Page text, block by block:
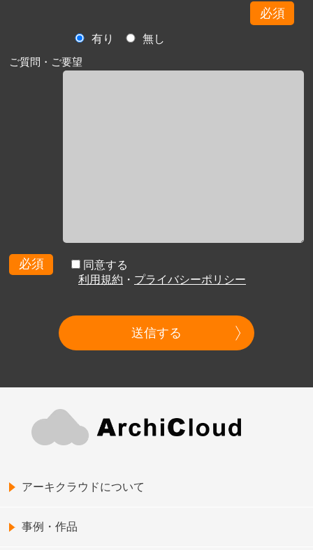
必須
有り
無し
ご質問・ご要望
必須
同意する
利用規約 ・ プライバシーポリシー
送信する
アーキクラウドについて
事例・作品